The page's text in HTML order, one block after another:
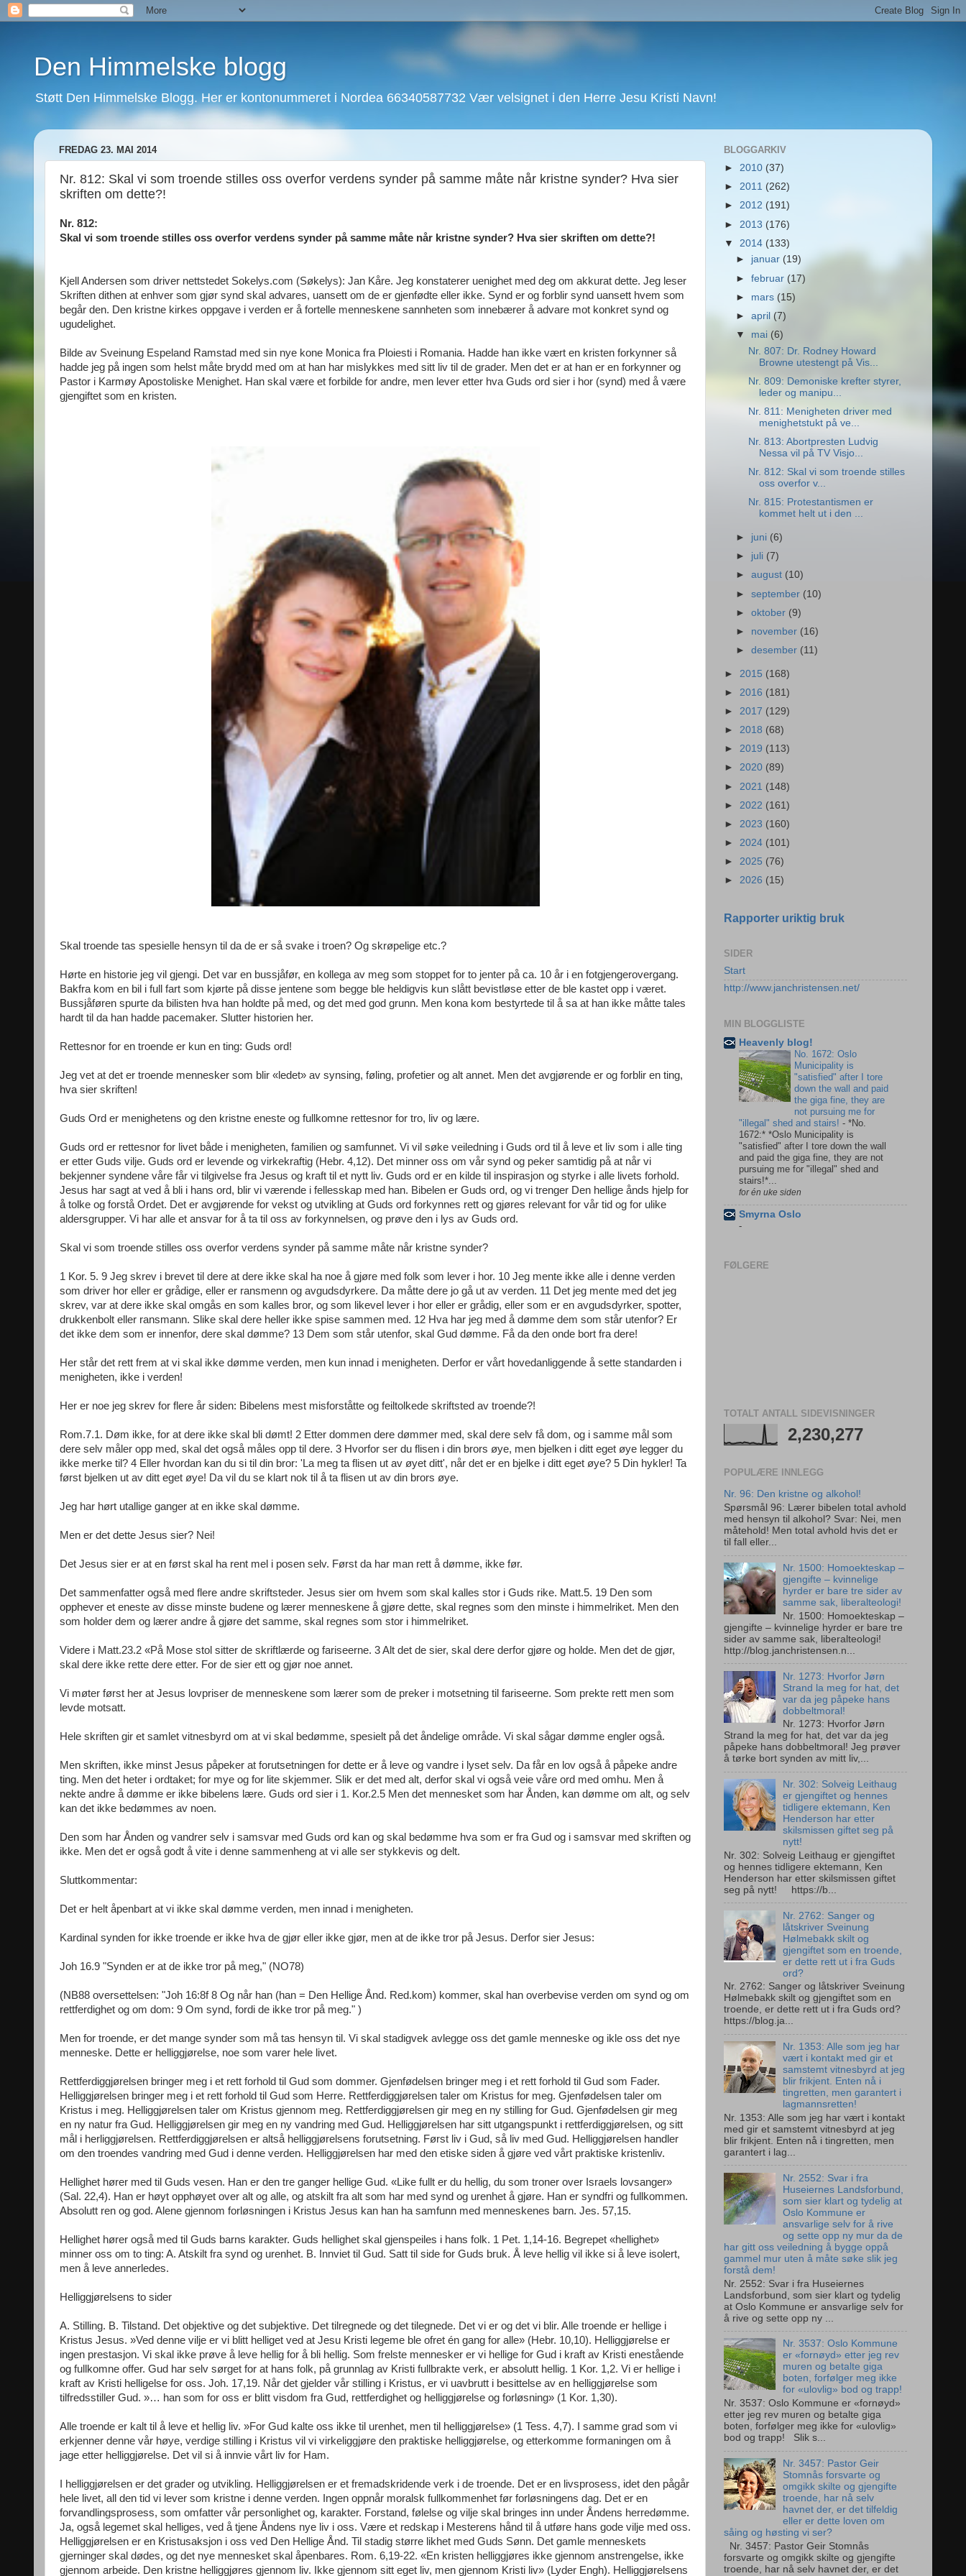
Den Himmelske blogg
Støtt Den Himmelske Blogg. Her er kontonummeret i Nordea 66340587732 Vær velsignet i den Herre Jesu Kristi Navn!
FREDAG 23. MAI 2014
Nr. 812: Skal vi som troende stilles oss overfor verdens synder på samme måte når kristne synder? Hva sier
skriften om dette?!
Nr. 812:
Skal vi som troende stilles oss overfor verdens synder på samme måte når kristne synder? Hva sier skriften om dette?!
Kjell Andersen som driver nettstedet Sokelys.com (Søkelys): Jan Kåre. Jeg konstaterer uenighet med deg om akkurat dette. Jeg leser
Skriften dithen at enhver som gjør synd skal advares, uansett om de er gjenfødte eller ikke. Synd er og forblir synd uansett hvem som
begår den. Den kristne kirkes oppgave i verden er å fortelle menneskene sannheten som innebærer å advare mot konkret synd og
ugudelighet.
Bilde av Sveinung Espeland Ramstad med sin nye kone Monica fra Ploiesti i Romania. Hadde han ikke vært en kristen forkynner så
hadde jeg på ingen som helst måte brydd med om at han har mislykkes med sitt liv til de grader. Men det er at han er en forkynner og
Pastor i Karmøy Apostoliske Menighet. Han skal være et forbilde for andre, men lever etter hva Guds ord sier i hor (synd) med å være
gjengiftet som en kristen.
Skal troende tas spesielle hensyn til da de er så svake i troen? Og skrøpelige etc.?
Hørte en historie jeg vil gjengi. Det var en bussjåfør, en kollega av meg som stoppet for to jenter på ca. 10 år i en fotgjengerovergang.
Bakfra kom en bil i full fart som kjørte på disse jentene som begge ble heldigvis kun slått bevistløse etter de ble kastet opp i været.
Bussjåføren spurte da bilisten hva han holdte på med, og det med god grunn. Men kona kom bestyrtede til å sa at han ikke måtte tales
hardt til da han hadde pacemaker. Slutter historien her.
Rettesnor for en troende er kun en ting: Guds ord!
Jeg vet at det er troende mennesker som blir «ledet» av synsing, føling, profetier og alt annet. Men det avgjørende er og forblir en ting,
hva sier skriften!
Guds Ord er menighetens og den kristne eneste og fullkomne rettesnor for tro, liv og lære.
Guds ord er rettesnor for livet både i menigheten, familien og samfunnet. Vi vil søke veiledning i Guds ord til å leve et liv som i alle ting
er etter Guds vilje. Guds ord er levende og virkekraftig (Hebr. 4,12). Det minner oss om vår synd og peker samtidig på at når vi
bekjenner syndene våre får vi tilgivelse fra Jesus og kraft til et nytt liv. Guds ord er en kilde til inspirasjon og styrke i alle livets forhold.
Jesus har sagt at ved å bli i hans ord, blir vi værende i fellesskap med han. Bibelen er Guds ord, og vi trenger Den hellige ånds hjelp for
å tolke og forstå Ordet. Det er avgjørende for vekst og utvikling at Guds ord forkynnes rett og gjøres relevant for vår tid og for ulike
aldersgrupper. Vi har alle et ansvar for å ta til oss av forkynnelsen, og prøve den i lys av Guds ord.
Skal vi som troende stilles oss overfor verdens synder på samme måte når kristne synder?
1 Kor. 5. 9 Jeg skrev i brevet til dere at dere ikke skal ha noe å gjøre med folk som lever i hor. 10 Jeg mente ikke alle i denne verden
som driver hor eller er grådige, eller er ransmenn og avgudsdyrkere. Da måtte dere jo gå ut av verden. 11 Det jeg mente med det jeg
skrev, var at dere ikke skal omgås en som kalles bror, og som likevel lever i hor eller er grådig, eller som er en avgudsdyrker, spotter,
drukkenbolt eller ransmann. Slike skal dere heller ikke spise sammen med. 12 Hva har jeg med å dømme dem som står utenfor? Er
det ikke dem som er innenfor, dere skal dømme? 13 Dem som står utenfor, skal Gud dømme. Få da den onde bort fra dere!
Her står det rett frem at vi skal ikke dømme verden, men kun innad i menigheten. Derfor er vårt hovedanliggende å sette standarden i
menigheten, ikke i verden!
Her er noe jeg skrev for flere år siden: Bibelens mest misforståtte og feiltolkede skriftsted av troende?!
Rom.7.1. Døm ikke, for at dere ikke skal bli dømt! 2 Etter dommen dere dømmer med, skal dere selv få dom, og i samme mål som
dere selv måler opp med, skal det også måles opp til dere. 3 Hvorfor ser du flisen i din brors øye, men bjelken i ditt eget øye legger du
ikke merke til? 4 Eller hvordan kan du si til din bror: 'La meg ta flisen ut av øyet ditt', når det er en bjelke i ditt eget øye? 5 Din hykler! Ta
først bjelken ut av ditt eget øye! Da vil du se klart nok til å ta flisen ut av din brors øye.
Jeg har hørt utallige ganger at en ikke skal dømme.
Men er det dette Jesus sier? Nei!
Det Jesus sier er at en først skal ha rent mel i posen selv. Først da har man rett å dømme, ikke før.
Det sammenfatter også med flere andre skriftsteder. Jesus sier om hvem som skal kalles stor i Guds rike. Matt.5. 19 Den som
opphever et eneste av disse minste budene og lærer menneskene å gjøre dette, skal regnes som den minste i himmelriket. Men den
som holder dem og lærer andre å gjøre det samme, skal regnes som stor i himmelriket.
Videre i Matt.23.2 «På Mose stol sitter de skriftlærde og fariseerne. 3 Alt det de sier, skal dere derfor gjøre og holde. Men det de gjør,
skal dere ikke rette dere etter. For de sier ett og gjør noe annet.
Vi møter først her at Jesus lovpriser de menneskene som lærer som de preker i motsetning til fariseerne. Som prekte rett men som
levde motsatt.
Hele skriften gir et samlet vitnesbyrd om at vi skal bedømme, spesielt på det åndelige område. Vi skal sågar dømme engler også.
Men skriften, ikke minst Jesus påpeker at forutsetningen for dette er å leve og vandre i lyset selv. Da får en lov også å påpeke andre
ting. Men det heter i ordtaket; for mye og for lite skjemmer. Slik er det med alt, derfor skal vi også veie våre ord med omhu. Men å
nekte andre å dømme er ikke bibelens lære. Guds ord sier i 1. Kor.2.5 Men det mennesket som har Ånden, kan dømme om alt, og selv
kan det ikke bedømmes av noen.
Den som har Ånden og vandrer selv i samsvar med Guds ord kan og skal bedømme hva som er fra Gud og i samsvar med skriften og
ikke. Men det er også godt å vite i denne sammenheng at vi alle ser stykkevis og delt.
Sluttkommentar:
Det er helt åpenbart at vi ikke skal dømme verden, men innad i menigheten.
Kardinal synden for ikke troende er ikke hva de gjør eller ikke gjør, men at de ikke tror på Jesus. Derfor sier Jesus:
Joh 16.9 "Synden er at de ikke tror på meg," (NO78)
(NB88 oversettelsen: "Joh 16:8f 8 Og når han (han = Den Hellige Ånd. Red.kom) kommer, skal han overbevise verden om synd og om
rettferdighet og om dom: 9 Om synd, fordi de ikke tror på meg." )
Men for troende, er det mange synder som må tas hensyn til. Vi skal stadigvek avlegge oss det gamle menneske og ikle oss det nye
menneske. Dette er helliggjørelse, noe som varer hele livet.
Rettferdiggjørelsen bringer meg i et rett forhold til Gud som dommer. Gjenfødelsen bringer meg i et rett forhold til Gud som Fader.
Helliggjørelsen bringer meg i et rett forhold til Gud som Herre. Rettferdiggjørelsen taler om Kristus for meg. Gjenfødelsen taler om
Kristus i meg. Helliggjørelsen taler om Kristus gjennom meg. Rettferdiggjørelsen gir meg en ny stilling for Gud. Gjenfødelsen gir meg
en ny natur fra Gud. Helliggjørelsen gir meg en ny vandring med Gud. Helliggjørelsen har sitt utgangspunkt i rettferdiggjørelsen, og sitt
mål i herliggjørelsen. Rettferdiggjørelsen er altså helliggjørelsens forutsetning. Først liv i Gud, så liv med Gud. Helliggjørelsen handler
om den troendes vandring med Gud i denne verden. Helliggjørelsen har med den etiske siden å gjøre ved vårt praktiske kristenliv.
Hellighet hører med til Guds vesen. Han er den tre ganger hellige Gud. «Like fullt er du hellig, du som troner over Israels lovsanger»
(Sal. 22,4). Han er høyt opphøyet over alt og alle, og atskilt fra alt som har med synd og urenhet å gjøre. Han er syndfri og fullkommen.
Absolutt ren og god. Alene gjennom forløsningen i Kristus Jesus kan han ha samfunn med menneskenes barn. Jes. 57,15.
Hellighet hører også med til Guds barns karakter. Guds hellighet skal gjenspeiles i hans folk. 1 Pet. 1,14-16. Begrepet «hellighet»
minner oss om to ting: A. Atskilt fra synd og urenhet. B. Innviet til Gud. Satt til side for Guds bruk. Å leve hellig vil ikke si å leve isolert,
men å leve annerledes.
Helliggjørelsens to sider
A. Stilling. B. Tilstand. Det objektive og det subjektive. Det tilregnede og det tilegnede. Det vi er og det vi blir. Alle troende er hellige i
Kristus Jesus. »Ved denne vilje er vi blitt helliget ved at Jesu Kristi legeme ble ofret én gang for alle» (Hebr. 10,10). Helliggjørelse er
ingen prestasjon. Vi skal ikke prøve å leve hellig for å bli hellig. Som frelste mennesker er vi hellige for Gud i kraft av Kristi enestående
og fullkomne offer. Gud har selv sørget for at hans folk, på grunnlag av Kristi fullbrakte verk, er absolutt hellig. 1 Kor. 1,2. Vi er hellige i
kraft av Kristi helligelse for oss. Joh. 17,19. Når det gjelder vår stilling i Kristus, er vi uavbrutt i besittelse av en helliggjørelse som
tilfredsstiller Gud. »… han som for oss er blitt visdom fra Gud, rettferdighet og helliggjørelse og forløsning» (1 Kor. 1,30).
Alle troende er kalt til å leve et hellig liv. »For Gud kalte oss ikke til urenhet, men til helliggjørelse» (1 Tess. 4,7). I samme grad som vi
erkjenner denne vår høye, verdige stilling i Kristus vil vi virkeliggjøre den praktiske helliggjørelse, og etterkomme formaningen om å
jage etter helliggjørelse. Det vil si å innvie vårt liv for Ham.
I helliggjørelsen er det grader og utvikling. Helliggjørelsen er et fremadskridende verk i de troende. Det er en livsprosess, idet den pågår
hele livet, all den tid vi lever som kristne i denne verden. Ingen oppnår moralsk fullkommenhet før forløsningens dag. Det er en
forvandlingsprosess, som omfatter vår personlighet og, karakter. Forstand, følelse og vilje skal bringes inn under Åndens herredømme.
Ja, også legemet skal helliges, ved å tjene Åndens nye liv i oss. Være et redskap i Mesterens hånd til å utføre hans gode vilje med oss.
Helliggjørelsen er en Kristusaksjon i oss ved Den Hellige Ånd. Til stadig større likhet med Guds Sønn. Det gamle menneskets
gjerninger skal dødes, og det nye mennesket skal åpenbares. Rom. 6,19-22. «En kristen helliggjøres ikke gjennom anstrengelse, ikke
gjennom arbeide. Den kristne helliggjøres gjennom liv. Ikke gjennom sitt eget liv, men gjennom Kristi liv» (Lyder Engh). Helliggjørelsens
BLOGGARKIV
► 2010 (37)
► 2011 (262)
► 2012 (191)
► 2013 (176)
▼ 2014 (133)
► januar (19)
►februar(17)
► mars(15)
►april(7)
▼ mai (6)
Nr. 807: Dr. Rodney Howard
Browne utestengt på Vis...
Nr. 809: Demoniske krefter styrer,
leder og manipu...
Nr. 811: Menigheten driver med
menighetstukt på ve...
Nr. 813: Abortpresten Ludvig
Nessa vil på TV Visjo...
Nr. 812: Skal vi som troende stilles
oss overfor v...
Nr. 815: Protestantismen er
kommet helt ut i den ...
► juni (6)
► juli (7)
►august (10)
►september (10)
►oktober (9)
► november (16)
►desember (11)
► 2015 (168)
► 2016 (181)
► 2017 (129)
► 2018 (68)
► 2019 (113)
► 2020 (89)
► 2021 (148)
► 2022 (161)
► 2023 (160)
► 2024 (101)
► 2025 (76)
► 2026 (15)
Rapporter uriktig bruk
SIDER
Start
http://www.janchristensen.net/
MIN BLOGGLISTE
Heavenly blog!
No. 1672: Oslo
Municipality is
"satisfied" after I tore
down the wall and paid
the giga fine, they are
not pursuing me for
"illegal" shed and stairs! - *No.
1672:* *Oslo Municipality is
"satisfied" after I tore down the wall
and paid the giga fine, they are not
pursuing me for "illegal" shed and
stairs!*...
for én uke siden
Smyrna Oslo
-
FØLGERE
TOTALT ANTALL SIDEVISNINGER
2,230,277
POPULÆRE INNLEGG
Nr. 96: Den kristne og alkohol!
Spørsmål 96: Lærer bibelen total avhold
med hensyn til alkohol? Svar: Nei, men
måtehold! Men total avhold hvis det er
til fall eller...
Nr. 1500: Homoekteskap –
gjengifte – kvinnelige
hyrder er bare tre sider av
samme sak, liberalteologi!
Nr. 1500: Homoekteskap –
gjengifte – kvinnelige hyrder er bare tre
sider av samme sak, liberalteologi!
http://blog.janchristensen.n...
Nr. 1273: Hvorfor Jørn
Strand la meg for hat, det
var da jeg påpeke hans
dobbeltmoral!
Nr. 1273: Hvorfor Jørn
Strand la meg for hat, det var da jeg
påpeke hans dobbeltmoral! Jeg prøver
å tørke bort synden av mitt liv,...
Nr. 302: Solveig Leithaug
er gjengiftet og hennes
tidligere ektemann, Ken
Henderson har etter
skilsmissen giftet seg på
nytt!
Nr. 302: Solveig Leithaug er gjengiftet
og hennes tidligere ektemann, Ken
Henderson har etter skilsmissen giftet
seg på nytt! https://b...
Nr. 2762: Sanger og
låtskriver Sveinung
Hølmebakk skilt og
gjengiftet som en troende,
er dette rett ut i fra Guds
ord?
Nr. 2762: Sanger og låtskriver Sveinung
Hølmebakk skilt og gjengiftet som en
troende, er dette rett ut i fra Guds ord?
https://blog.ja...
Nr. 1353: Alle som jeg har
vært i kontakt med gir et
samstemt vitnesbyrd at jeg
blir frikjent. Enten nå i
tingretten, men garantert i
lagmannsretten!
Nr. 1353: Alle som jeg har vært i kontakt
med gir et samstemt vitnesbyrd at jeg
blir frikjent. Enten nå i tingretten, men
garantert i lag...
Nr. 2552: Svar i fra
Huseiernes Landsforbund,
som sier klart og tydelig at
Oslo Kommune er
ansvarlige selv for å rive
og sette opp ny mur da de
har gitt oss veiledning å bygge oppå
gammel mur uten å måte søke slik jeg
forstå dem!
Nr. 2552: Svar i fra Huseiernes
Landsforbund, som sier klart og tydelig
at Oslo Kommune er ansvarlige selv for
å rive og sette opp ny ...
Nr. 3537: Oslo Kommune
er «fornøyd» etter jeg rev
muren og betalte giga
boten, forfølger meg ikke
for «ulovlig» bod og trapp!
Nr. 3537: Oslo Kommune er «fornøyd»
etter jeg rev muren og betalte giga
boten, forfølger meg ikke for «ulovlig»
bod og trapp! Slik s...
Nr. 3457: Pastor Geir
Stomnås forsvarte og
omgikk skilte og gjengifte
troende, har nå selv
havnet der, er det tilfeldig
eller er dette loven om
såing og høsting vi ser?
Nr. 3457: Pastor Geir Stomnås
forsvarte og omgikk skilte og gjengifte
troende, har nå selv havnet der, er det